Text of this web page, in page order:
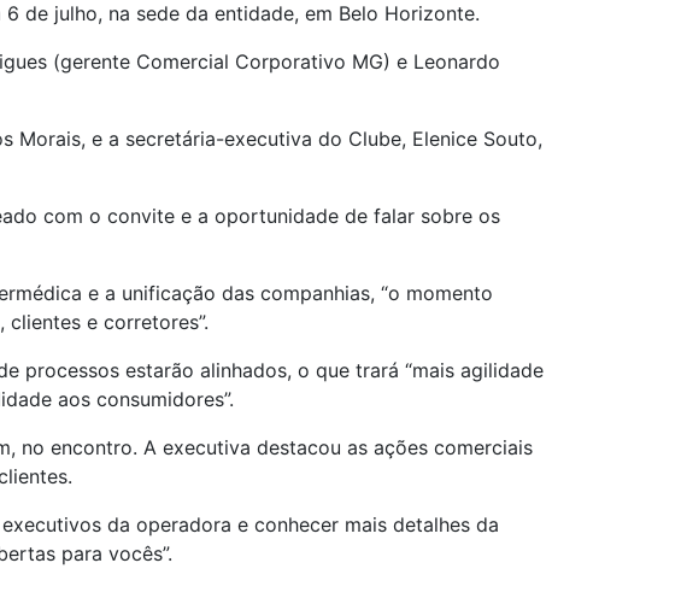
de julho, na sede da entidade, em Belo Horizonte.
(gerente Comercial Corporativo MG) e Leonardo
Morais, e a secretária-executiva do Clube, Elenice Souto,
com o convite e a oportunidade de falar sobre os
e a unificação das companhias, “o momento
e corretores”.
processos estarão alinhados, o que trará “mais agilidade
aos consumidores”.
no encontro. A executiva destacou as ações comerciais
da operadora e conhecer mais detalhes da
para vocês”.